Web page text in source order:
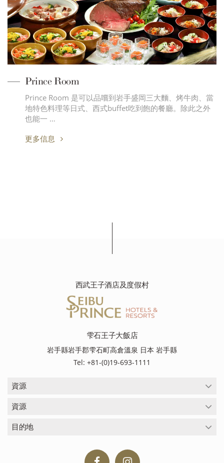
Prince Room
Prince Room 是可以品嚐到岩手盛岡三大麵、烤牛肉、當
地特色料理等日式、西式buffet吃到飽的餐廳。除此之外
也能一 …
更多信息
西武王子酒店及度假村
雫石王子大飯店
岩手縣岩手郡雫石町高倉溫泉 日本 岩手縣
Tel: +81-(0)19-693-1111
資源
資源
目的地